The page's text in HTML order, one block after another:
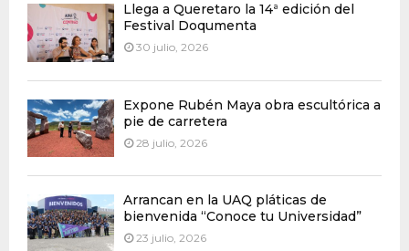
Llega a Queretaro la 14ª edición del
Festival Doqumenta
30 julio, 2026
Expone Rubén Maya obra escultórica a
pie de carretera
28 julio, 2026
Arrancan en la UAQ pláticas de
bienvenida “Conoce tu Universidad”
23 julio, 2026